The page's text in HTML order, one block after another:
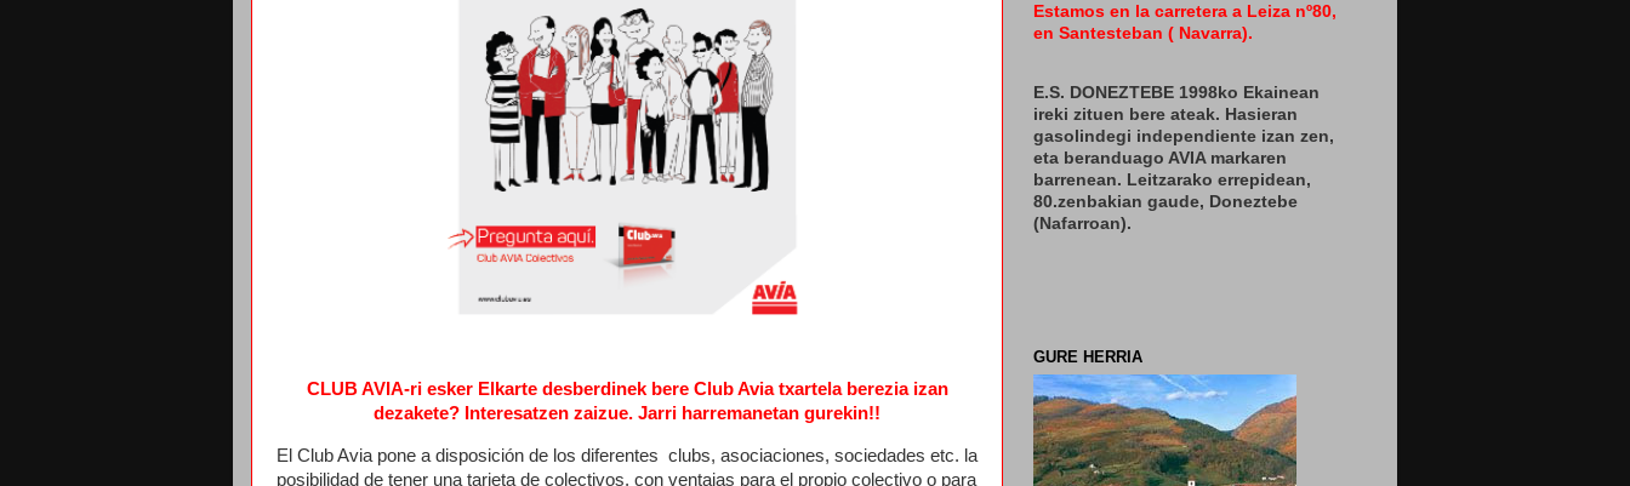
CLUB AVIA-ri esker Elkarte desberdinek bere Club Avia txartela berezia izan
dezakete? Interesatzen zaizue. Jarri harremanetan gurekin!!
El Club Avia pone a disposición de los diferentes clubs, asociaciones, sociedades etc. la
posibilidad de tener una tarjeta de colectivos, con ventajas para el propio colectivo o para
Estamos en la carretera a Leiza nº80,
en Santesteban ( Navarra).
E.S. DONEZTEBE 1998ko Ekainean
ireki zituen bere ateak. Hasieran
gasolindegi independiente izan zen,
eta beranduago AVIA markaren
barrenean. Leitzarako errepidean,
80.zenbakian gaude, Doneztebe
(Nafarroan).
GURE HERRIA